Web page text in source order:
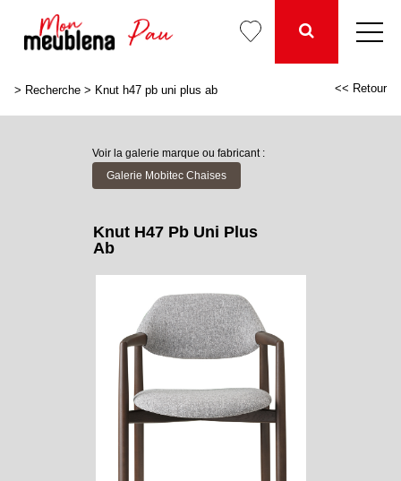
> Recherche > Knut h47 pb uni plus ab << Retour
Voir la galerie marque ou fabricant :
Galerie Mobitec Chaises
Knut H47 Pb Uni Plus
Ab